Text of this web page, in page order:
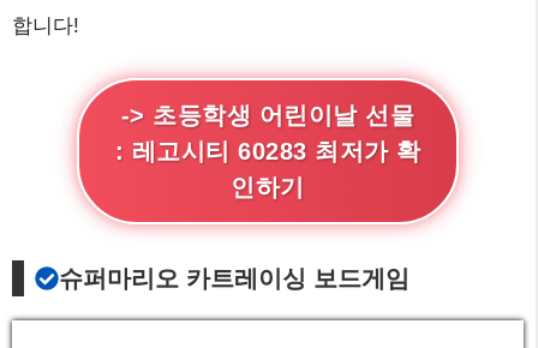
합니다!
-> 초등학생 어린이날 선물
: 레고시티 60283 최저가 확
인하기
슈퍼마리오 카트레이싱 보드게임